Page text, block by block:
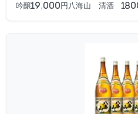
吟醸19,000円八海山 清酒